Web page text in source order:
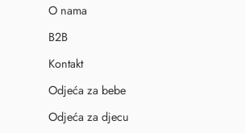
O nama
B2B
Kontakt
Odjeća za bebe
Odjeća za djecu